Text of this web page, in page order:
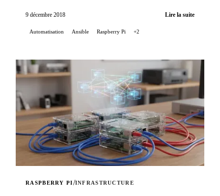
9 décembre 2018 Lire la suite
Automatisation Ansible Raspberry Pi +2
RASPBERRY PI/INFRASTRUCTURE